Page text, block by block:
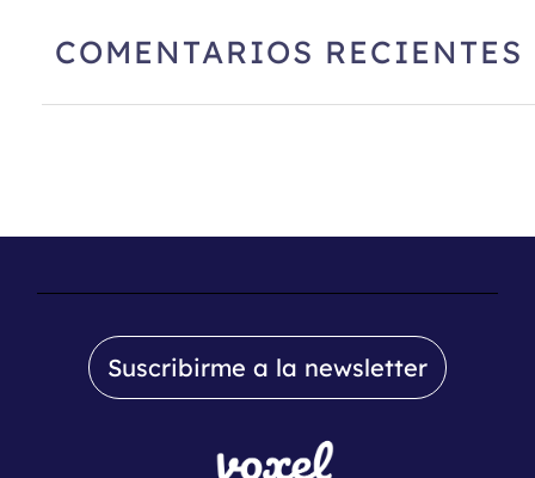
COMENTARIOS RECIENTES
Suscribirme a la newsletter